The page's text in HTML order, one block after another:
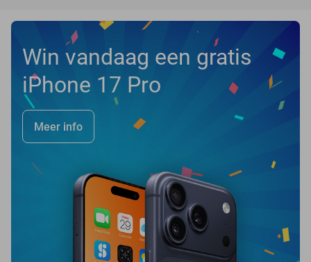
Win vandaag een gratis
iPhone 17 Pro
Meer info